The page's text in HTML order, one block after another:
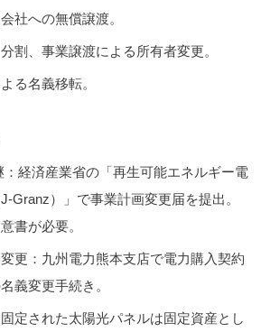
社への無償譲渡。
分割、事業譲渡による所有者変更。
る名義移転。
：経済産業省の「再生可能エネルギー電
Granz）」で事業計画変更届を提出。
書が必要。
更 ：九州電力熊本支店で電力購入契約
義変更手続き。
固定された太陽光パネルは固定資産とし